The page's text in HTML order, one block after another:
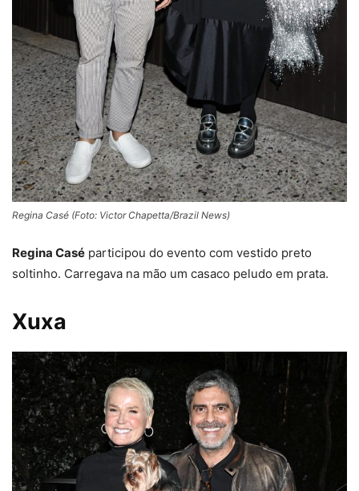
Regina Casé (Foto: Victor Chapetta/Brazil News)
Regina Casé participou do evento com vestido preto
soltinho. Carregava na mão um casaco peludo em prata.
Xuxa